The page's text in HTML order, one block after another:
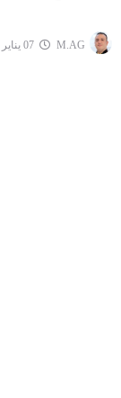
M.AG